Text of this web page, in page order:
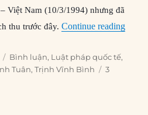
Việt Nam (10/3/1994) nhưng đã
thu trước đây. Continue reading“Vụ
Categories
Bình luận, Luật pháp quốc tế,
Tuân,Trịnh Vĩnh Bình
3